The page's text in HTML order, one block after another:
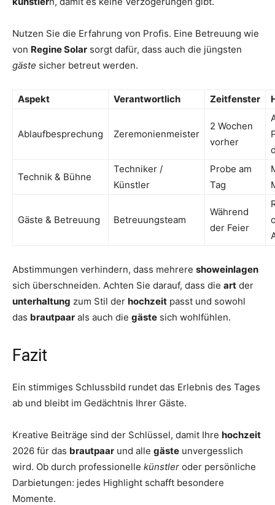
Nutzen Sie die Erfahrung von Profis. Eine Betreuung wie
von Regine Solar sorgt dafür, dass auch die jüngsten
gäste sicher betreut werden.
Aspekt Verantwortlich Zeitfenster
Ablaufbesprechung Zeremonienmeister
2 Wochen
vorher
Technik & Bühne
Techniker /
Künstler
Probe am
Tag
Gäste & Betreuung Betreuungsteam
Während
der Feier
Abstimmungen verhindern, dass mehrere showeinlagen
sich überschneiden. Achten Sie darauf, dass die art der
unterhaltung zum Stil der hochzeit passt und sowohl
das brautpaar als auch die gäste sich wohlfühlen.
Fazit
Ein stimmiges Schlussbild rundet das Erlebnis des Tages
ab und bleibt im Gedächtnis Ihrer Gäste.
Kreative Beiträge sind der Schlüssel, damit Ihre hochzeit
2026 für das brautpaar und alle gäste unvergesslich
wird. Ob durch professionelle künstler oder persönliche
Darbietungen: jedes Highlight schafft besondere
Momente.